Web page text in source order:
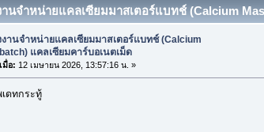
านจำหน่ายแคลเซียมมาสเตอร์แบทช์ (Calcium
งานจำหน่ายแคลเซียมมาสเตอร์แบทช์ (Calcium
แคลเซียมคาร์บอเนตเม็ด
มื่อ: 12 เมษายน 2026, 13:57:16 น. »
ดทกระทู้